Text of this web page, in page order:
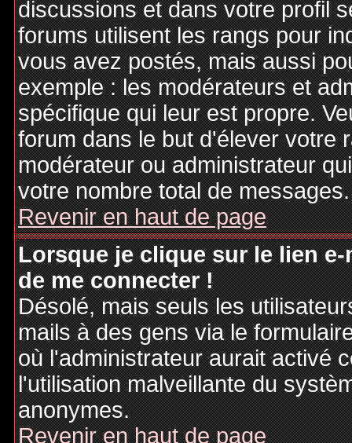
discussions et dans votre profil
forums utilisent les rangs pour
vous avez postés, mais aussi
exemple : les modérateurs et
spécifique qui leur est propre.
forum dans le but d'élever votre
modérateur ou administrateur
votre nombre total de messages.
Revenir en haut de page
Lorsque je clique sur le lien
de me connecter !
Désolé, mais seuls les
mails à des gens via le
où l'administrateur aurait activé
l'utilisation malveillante du
anonymes.
Revenir en haut de page